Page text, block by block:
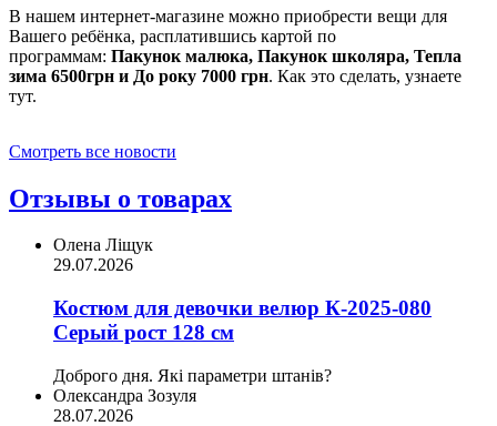
В нашем интернет-магазине можно приобрести вещи для
Вашего ребёнка, расплатившись картой по
программам: Пакунок малюка, Пакунок школяра, Тепла
зима 6500грн и До року 7000 грн. Как это сделать, узнаете
тут.
Смотреть все новости
Отзывы о товарах
Олена Ліщук
29.07.2026
Костюм для девочки велюр К-2025-080
Серый рост 128 см
Доброго дня. Які параметри штанів?
Олександра Зозуля
28.07.2026